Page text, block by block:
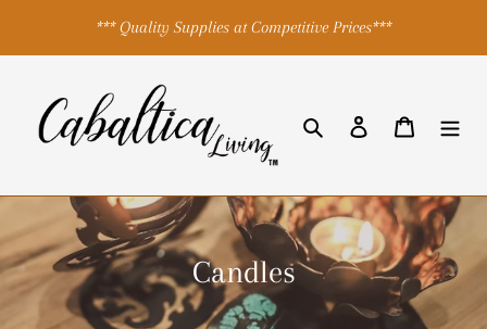
เนื้อหา
*** Quality Supplies at Competitive Prices***
ค้นหา เข้าสู่ระบบ
ตะกร้า
ค
อ
Candles